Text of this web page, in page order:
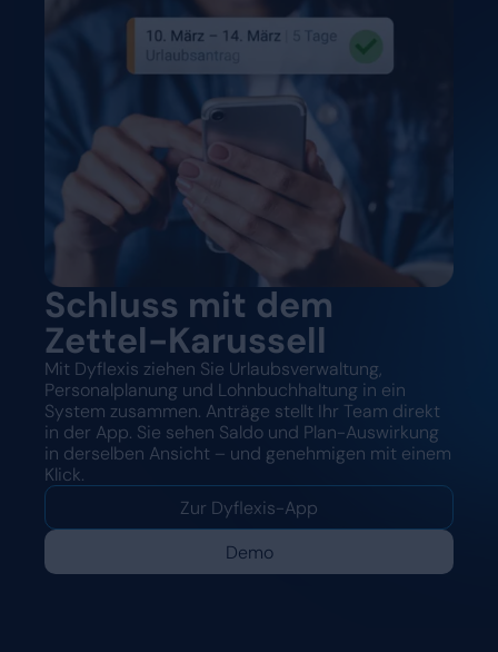
Schluss mit dem
Zettel-Karussell
Mit Dyflexis ziehen Sie Urlaubsverwaltung,
Personalplanung und Lohnbuchhaltung in ein
System zusammen. Anträge stellt Ihr Team direkt
in der App. Sie sehen Saldo und Plan-Auswirkung
in derselben Ansicht – und genehmigen mit einem
Klick.
Zur Dyflexis-App
Demo